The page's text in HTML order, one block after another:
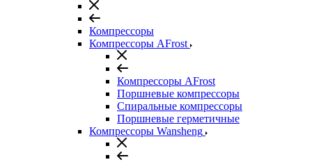
Компрессоры
Компрессоры AFrost
Компрессоры AFrost
Поршневые компрессоры
Спиральные компрессоры
Поршневые герметичные
Компрессоры Wansheng